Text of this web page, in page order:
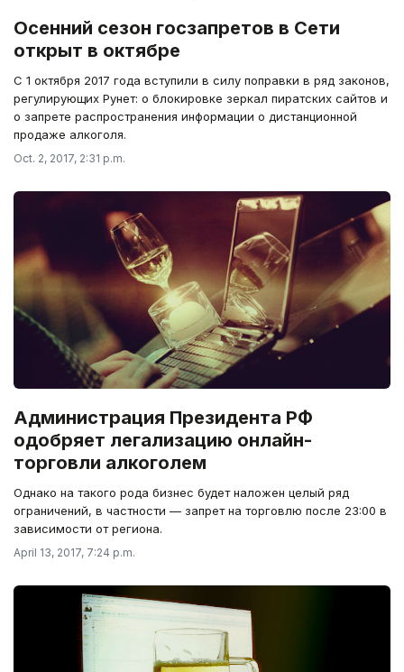
Осенний сезон госзапретов в Сети
открыт в октябре
С 1 октября 2017 года вступили в силу поправки в ряд законов,
регулирующих Рунет: о блокировке зеркал пиратских сайтов и
о запрете распространения информации о дистанционной
продаже алкоголя.
Oct. 2, 2017, 2:31 p.m.
Администрация Президента РФ
одобряет легализацию онлайн-
торговли алкоголем
Однако на такого рода бизнес будет наложен целый ряд
ограничений, в частности — запрет на торговлю после 23:00 в
зависимости от региона.
April 13, 2017, 7:24 p.m.